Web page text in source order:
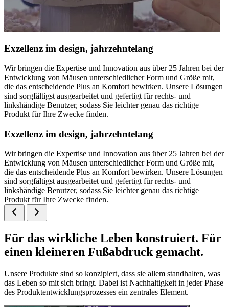
Exzellenz im design, jahrzehntelang
Wir bringen die Expertise und Innovation aus über 25 Jahren bei der
Entwicklung von Mäusen unterschiedlicher Form und Größe mit,
die das entscheidende Plus an Komfort bewirken. Unsere Lösungen
sind sorgfältigst ausgearbeitet und gefertigt für rechts- und
linkshändige Benutzer, sodass Sie leichter genau das richtige
Produkt für Ihre Zwecke finden.
Exzellenz im design, jahrzehntelang
Wir bringen die Expertise und Innovation aus über 25 Jahren bei der
Entwicklung von Mäusen unterschiedlicher Form und Größe mit,
die das entscheidende Plus an Komfort bewirken. Unsere Lösungen
sind sorgfältigst ausgearbeitet und gefertigt für rechts- und
linkshändige Benutzer, sodass Sie leichter genau das richtige
Produkt für Ihre Zwecke finden.
Für das wirkliche Leben konstruiert. Für
einen kleineren Fußabdruck gemacht.
Unsere Produkte sind so konzipiert, dass sie allem standhalten, was
das Leben so mit sich bringt. Dabei ist Nachhaltigkeit in jeder Phase
des Produktentwicklungsprozesses ein zentrales Element.